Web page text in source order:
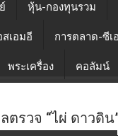
หุ้น-กองทุนรวม
เอมอี การตลาด-ซีเ
พระเครื่อง คอลัมน์
ตรวจ “ไผ่ ดาวดิ